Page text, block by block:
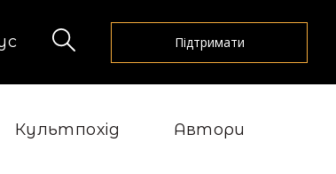
Підтримати
Культпохід Автори